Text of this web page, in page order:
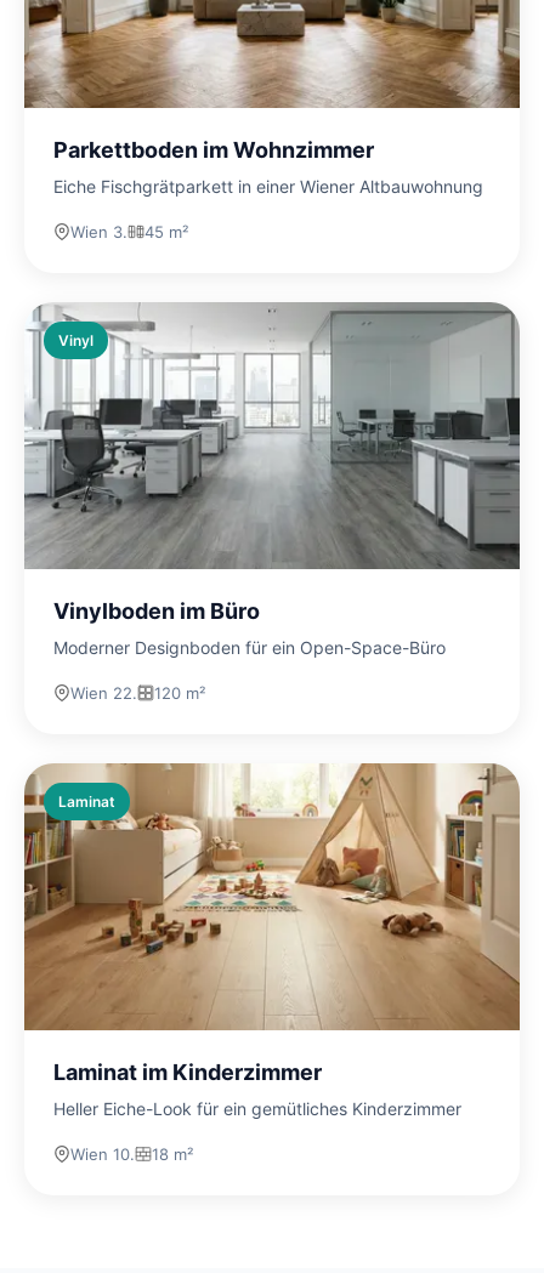
Parkettboden im Wohnzimmer
Eiche Fischgrätparkett in einer Wiener Altbauwohnung
Wien 3. 45 m²
Vinyl
Vinylboden im Büro
Moderner Designboden für ein Open-Space-Büro
Wien 22. 120 m²
Laminat
Laminat im Kinderzimmer
Heller Eiche-Look für ein gemütliches Kinderzimmer
Wien 10. 18 m²